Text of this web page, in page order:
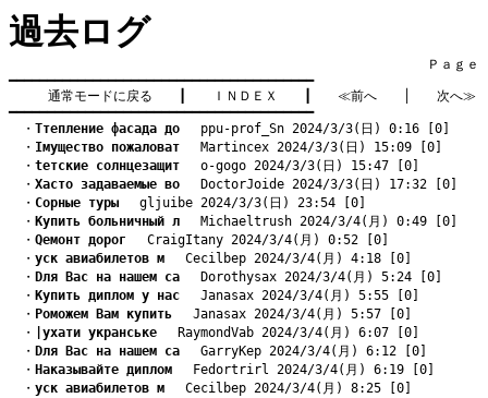
過去ログ
Ｐａｇｅ
━━━━━━━━━━━━━━━━━━━━━━━━━━━━━━━━━━━━━━━━
通常モードに戻る
ＩＮＤＥＸ ≪前へ
次へ≫
━━━━━━━━━━━━━━━━━━━━━━━━━━━━━━━━━━━━━━━━
・ Tтепление фасада до ppu-prof_Sn 2024/3/3(日) 0:16 [0]
・ Iмущество пожаловат Martincex 2024/3/3(日) 15:09 [0]
・ tетские солнцезащит o-gogo 2024/3/3(日) 15:47 [0]
・ Xасто задаваемые во DoctorJoide 2024/3/3(日) 17:32 [0]
・ Cорные туры gljuibe 2024/3/3(日) 23:54 [0]
・ Kупить больничный л Michaeltrush 2024/3/4(月) 0:49 [0]
・ Qемонт дорог CraigItany 2024/3/4(月) 0:52 [0]
・ yск авиабилетов м Cecilbep 2024/3/4(月) 4:18 [0]
・ Dля Вас на нашем са Dorothysax 2024/3/4(月) 5:24 [0]
・ Kупить диплом у нас Janasax 2024/3/4(月) 5:55 [0]
・ Pоможем Вам купить Janasax 2024/3/4(月) 5:57 [0]
・
|ухати укранське RaymondVab 2024/3/4(月) 6:07 [0]
・ Dля Вас на нашем са GarryKep 2024/3/4(月) 6:12 [0]
・ Hаказывайте диплом Fedortrirl 2024/3/4(月) 6:19 [0]
・ yск авиабилетов м Cecilbep 2024/3/4(月) 8:25 [0]